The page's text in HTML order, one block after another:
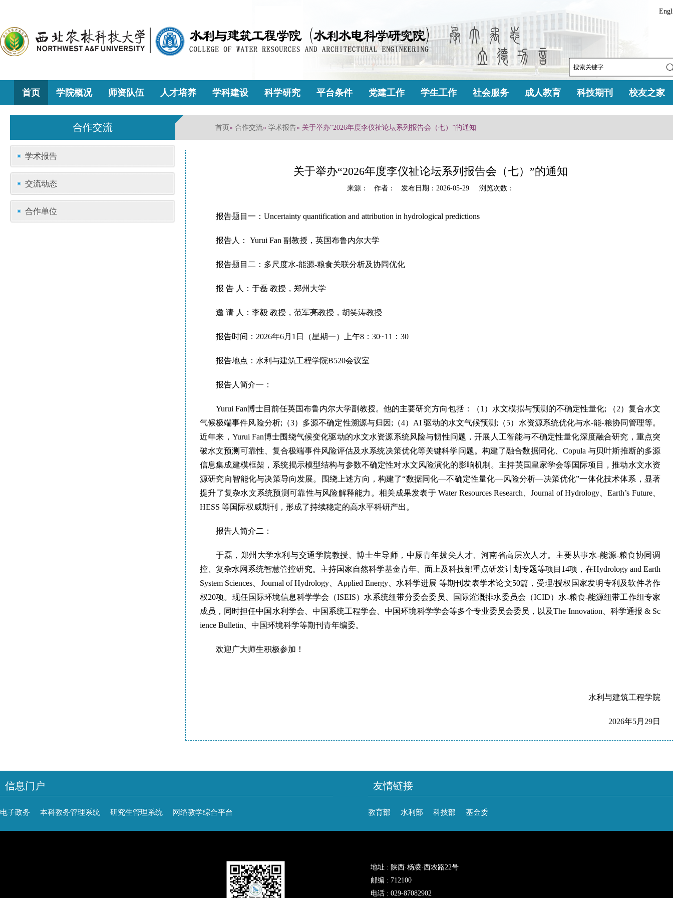
首页 学院概况 师资队伍 人才培养 学科建设 科学研究 平台条件 党建工作 学生工作 社会服务 成人教育 科技期刊 校友之家
合作交流 首页 » 合作交流» 学术报告» 关于举办“2026年度李仪祉论坛系列报告会（七）”的通知
学术报告
交流动态
合作单位
关于举办“2026年度李仪祉论坛系列报告会（七）”的通知
来源： 作者： 发布日期：2026-05-29 浏览次数：
报告题目一：Uncertainty quantification and attribution in hydrological predictions
报告人： Yurui Fan 副教授，英国布鲁内尔大学
报告题目二：多尺度水-能源-粮食关联分析及协同优化
报 告 人：于磊 教授，郑州大学
邀 请 人：李毅 教授，范军亮教授，胡笑涛教授
报告时间：2026年6月1日（星期一）上午8：30~11：30
报告地点：水利与建筑工程学院B520会议室
报告人简介一：
Yurui Fan博士目前任英国布鲁内尔大学副教授。他的主要研究方向包括：（1）水文模拟与预测的不确定性量化; （2）复合水文
气候极端事件风险分析;（3）多源不确定性溯源与归因;（4）AI 驱动的水文气候预测;（5）水资源系统优化与水-能-粮协同管理等。
近年来，Yurui Fan博士围绕气候变化驱动的水文水资源系统风险与韧性问题，开展人工智能与不确定性量化深度融合研究，重点突
破水文预测可靠性、复合极端事件风险评估及水系统决策优化等关键科学问题。构建了融合数据同化、Copula 与贝叶斯推断的多源
信息集成建模框架，系统揭示模型结构与参数不确定性对水文风险演化的影响机制。主持英国皇家学会等国际项目，推动水文水资
源研究向智能化与决策导向发展。围绕上述方向，构建了“数据同化—不确定性量化—风险分析—决策优化”一体化技术体系，显著
提升了复杂水文系统预测可靠性与风险解释能力。相关成果发表于 Water Resources Research、Journal of Hydrology、Earth’s Future、
HESS 等国际权威期刊，形成了持续稳定的高水平科研产出。
报告人简介二：
于磊，郑州大学水利与交通学院教授、博士生导师，中原青年拔尖人才、河南省高层次人才。主要从事水-能源-粮食协同调
控、复杂水网系统智慧管控研究。主持国家自然科学基金青年、面上及科技部重点研发计划专题等项目14项，在Hydrology and Earth
System Sciences、Journal of Hydrology、Applied Energy、水科学进展 等期刊发表学术论文50篇，受理/授权国家发明专利及软件著作
权20项。现任国际环境信息科学学会（ISEIS）水系统纽带分委会委员、国际灌溉排水委员会（ICID）水-粮食-能源纽带工作组专家
成员，同时担任中国水利学会、中国系统工程学会、中国环境科学学会等多个专业委员会委员，以及The Innovation、科学通报 & Sc
ience Bulletin、中国环境科学等期刊青年编委。
欢迎广大师生积极参加！
水利与建筑工程学院
2026年5月29日
信息门户
电子政务 本科教务管理系统 研究生管理系统 网络教学综合平台
友情链接
教育部 水利部 科技部 基金委
地址 : 陕西·杨凌·西农路22号
邮编 : 712100
电话 : 029-87082902